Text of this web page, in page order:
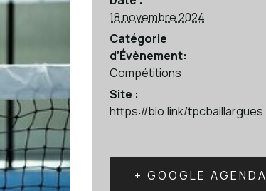
18 novembre 2024
Catégorie
d’Évènement:
Compétitions
Site :
https://bio.link/tpcbaillargues
+ GOOGLE AGENDA